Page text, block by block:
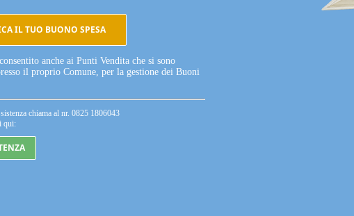
IL TUO BUONO SPESA
anche ai Punti Vendita che si sono
il proprio Comune, per la gestione dei Buoni
chiama al nr. 0825 1806043
qui: